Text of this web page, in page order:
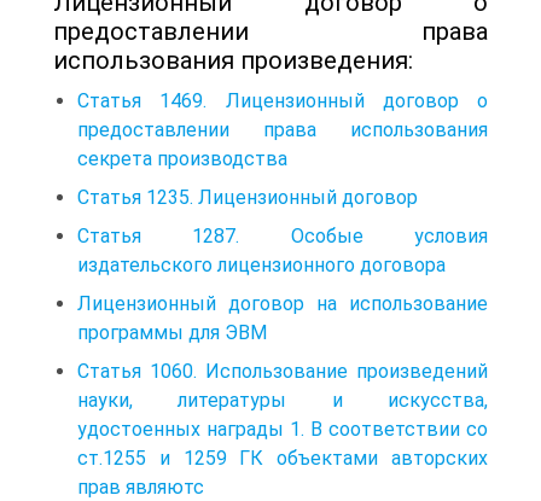
предоставлении права
использования произведения:
Статья 1469. Лицензионный договор о
предоставлении права использования
секрета производства
Статья 1235. Лицензионный договор
Статья 1287. Особые условия
издательского лицензионного договора
Лицензионный договор на использование
программы для ЭВМ
Статья 1060. Использование произведений
науки, литературы и искусства,
удостоенных награды 1. В соответствии со
ст.1255 и 1259 ГК объектами авторских
прав являютс